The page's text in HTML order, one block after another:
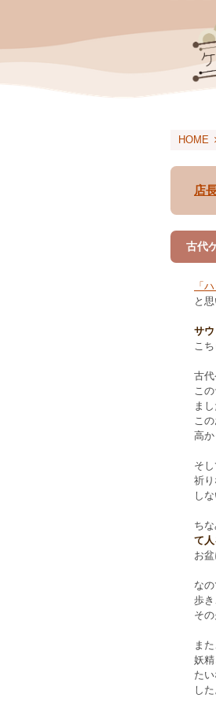
HOME
店
古代
「
と
サ
こ
古
こ
まし
こ
高か
そ
祈
し
ちな
て
お
な
歩き
そ
ま
妖
た
し